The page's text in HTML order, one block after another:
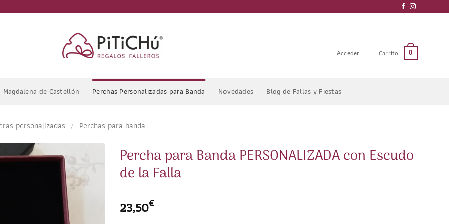
Acceder Carrito 0
Magdalena de Castellón Perchas Personalizadas para Banda Novedades Blog de Fallas y Fiestas
personalizadas / Perchas para banda
Percha para Banda PERSONALIZADA con Escudo
de la Falla
23,50€